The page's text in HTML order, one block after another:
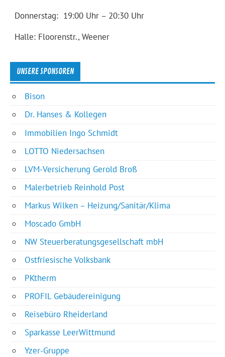
Donnerstag: 19:00 Uhr – 20:30 Uhr
Halle: Floorenstr., Weener
UNSERE SPONSOREN
Bison
Dr. Hanses & Kollegen
Immobilien Ingo Schmidt
LOTTO Niedersachsen
LVM-Versicherung Gerold Broß
Malerbetrieb Reinhold Post
Markus Wilken – Heizung/Sanitär/Klima
Moscado GmbH
NW Steuerberatungsgesellschaft mbH
Ostfriesische Volksbank
PKtherm
PROFIL Gebäudereinigung
Reisebüro Rheiderland
Sparkasse LeerWittmund
Yzer-Gruppe